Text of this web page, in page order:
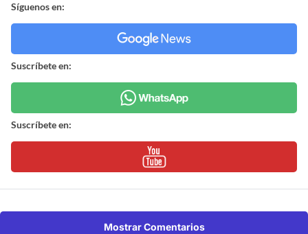
Síguenos en:
Suscríbete en:
Suscríbete en:
Mostrar Comentarios